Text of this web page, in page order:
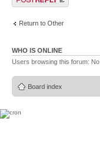
Return to Other
WHO IS ONLINE
Users browsing this forum:
Board index